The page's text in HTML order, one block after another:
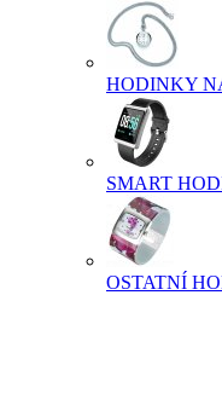
HODINKY
SMART
OSTATNÍ